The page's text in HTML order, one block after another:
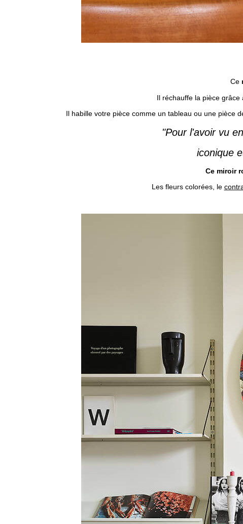
Ce
Il réchauffe la pièce grâce
Il habille votre pièce comme un tableau ou une pièce
"Pour l'avoir vu
iconique
Ce miroir
Les fleurs colorées, le